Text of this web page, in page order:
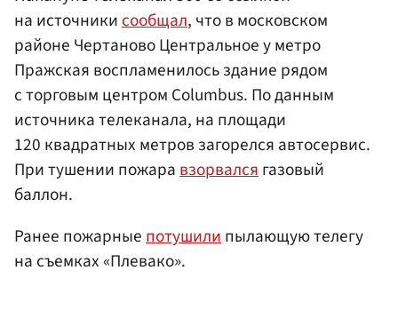
на источникисообщал, что в московском
районе Чертаново Центральное у метро
Пражская воспламенилось здание рядом
с торговым центром Columbus. По данным
источника телеканала, на площади
120 квадратных метров загорелся автосервис.
При тушении пожаравзорвалсягазовый
баллон.
Ранее пожарныепотушилипылающую телегу
на съемках «Плевако».